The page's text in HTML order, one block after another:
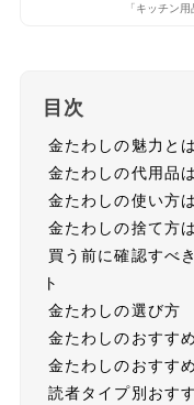
「キッチン
目次
金たわしの魅力と
金たわしの代用品
金たわしの使い方
金たわしの捨て方
買う前に確認すべ
ト
金たわしの選び方
金たわしのおすす
金たわしのおす
読者タイプ別おす